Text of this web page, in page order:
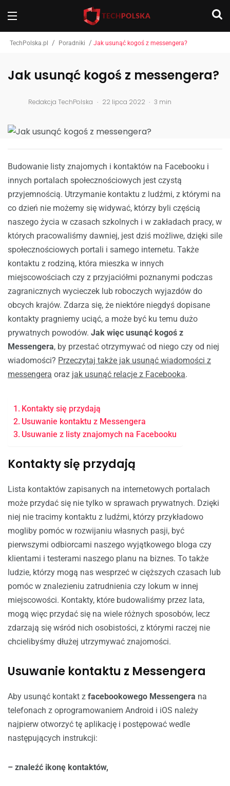
TechPolska.pl / Poradniki / Jak usunąć kogoś z messengera?
Jak usunąć kogoś z messengera?
Redakcja TechPolska . 22 lipca 2022 . 3 min
Budowanie listy znajomych i kontaktów na Facebooku i
innych portalach społecznościowych jest czystą
przyjemnością. Utrzymanie kontaktu z ludźmi, z którymi na
co dzień nie możemy się widywać, którzy byli częścią
naszego życia w czasach szkolnych i w zakładach pracy, w
których pracowaliśmy dawniej, jest dziś możliwe, dzięki sile
społecznościowych portali i samego internetu. Także
kontaktu z rodziną, która mieszka w innych
miejscowościach czy z przyjaciółmi poznanymi podczas
zagranicznych wycieczek lub roboczych wyjazdów do
obcych krajów. Zdarza się, że niektóre niegdyś dopisane
kontakty pragniemy uciąć, a może być ku temu dużo
prywatnych powodów. Jak więc usunąć kogoś z
Messengera, by przestać otrzymywać od niego czy od niej
wiadomości? Przeczytaj także jak usunąć wiadomości z
messengera oraz jak usunąć relacje z Facebooka.
Kontakty się przydają
Usuwanie kontaktu z Messengera
Usuwanie z listy znajomych na Facebooku
Kontakty się przydają
Lista kontaktów zapisanych na internetowych portalach
może przydać się nie tylko w sprawach prywatnych. Dzięki
niej nie tracimy kontaktu z ludźmi, którzy przykładowo
mogliby pomóc w rozwijaniu własnych pasji, być
pierwszymi odbiorcami naszego wyjątkowego bloga czy
klientami i testerami naszego planu na biznes. To także
ludzie, którzy mogą nas wesprzeć w cięższych czasach lub
pomóc w znalezieniu zatrudnienia czy lokum w innej
miejscowości. Kontakty, które budowaliśmy przez lata,
mogą więc przydać się na wiele różnych sposobów, lecz
zdarzają się wśród nich osobistości, z którymi raczej nie
chcielibyśmy dłużej utrzymywać znajomości.
Usuwanie kontaktu z Messengera
Aby usunąć kontakt z facebookowego Messengera na
telefonach z oprogramowaniem Android i iOS należy
najpierw otworzyć tę aplikację i postępować wedle
następujących instrukcji:
– znaleźć ikonę kontaktów,